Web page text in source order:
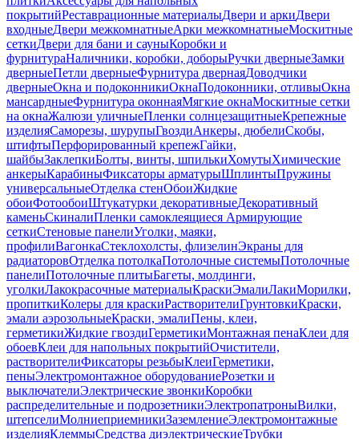
покрытийРеставрационные материалыДвери и аркиДвери
входныеДвери межкомнатныеАрки межкомнатныеМоскитные
сеткиДвери для бани и сауныКоробки и
фурнитураНаличники, коробки, доборыРучки дверныеЗамки
дверныеПетли дверныеФурнитура двернаяДоводчики
дверныеОкна и подоконникиОкнаПодоконники, отливыОкна
мансардныеФурнитура оконнаяМягкие окнаМоскитные сетки
на окнаЖалюзи уличныеПленки солнцезащитныеКрепежные
изделияСаморезы, шурупыГвоздиАнкеры, дюбелиСкобы,
штифтыПерфорированный крепежГайки,
шайбыЗаклепкиБолты, винты, шпилькиХомутыХимические
анкерыКарабиныФиксаторы арматурыШплинтыПружины
универсальныеОтделка стенОбоиЖидкие
обоиФотообоиШтукатурки декоративныеДекоративный
каменьСкиналиПленки самоклеящиеся Армирующие
сеткиСтеновые панелиУголки, маяки,
профилиВагонкаСтеклохолсты, флизелинЭкраны для
радиаторовОтделка потолкаПотолочные системыПотолочные
панелиПотолочные плитыБагеты, молдинги,
уголкиЛакокрасочные материалыКраскиЭмалиЛакиМорилки,
пропиткиКолеры для краскиРастворителиГрунтовкиКраски,
эмали аэрозольныеКраски, эмалиПены, клеи,
герметикиЖидкие гвоздиГерметикиМонтажная пенаКлеи для
обоевКлеи для напольных покрытийОчистители,
растворителиФиксаторы резьбыКлеиГерметики,
пеныЭлектромонтажное оборудованиеРозетки и
выключателиЭлектрические звонкиКоробки
распределительные и подрозетникиЭлектропатроныВилки,
штепселиМолниеприемникиЗаземлениеЭлектромонтажные
изделияКлеммыСредства диэлектрическиеТрубки